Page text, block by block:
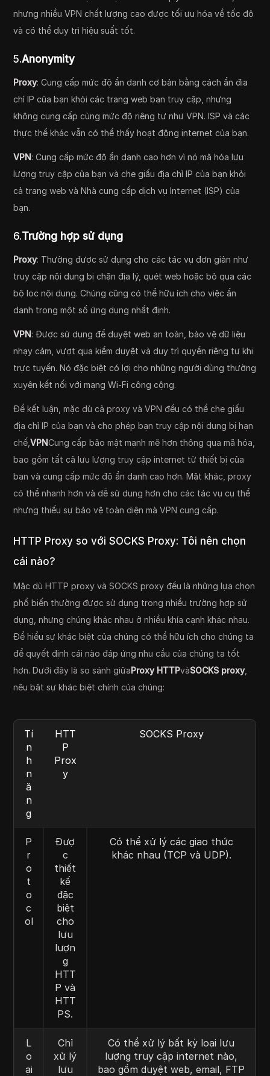
nhưng nhiều VPN chất lượng cao được tối ưu hóa về tốc độ
và có thể duy trì hiệu suất tốt.
5.Anonymity
Proxy: Cung cấp mức độ ẩn danh cơ bản bằng cách ẩn địa
chỉ IP của bạn khỏi các trang web bạn truy cập, nhưng
không cung cấp cùng mức độ riêng tư như VPN. ISP và các
thực thể khác vẫn có thể thấy hoạt động internet của bạn.
VPN: Cung cấp mức độ ẩn danh cao hơn vì nó mã hóa lưu
lượng truy cập của bạn và che giấu địa chỉ IP của bạn khỏi
cả trang web và Nhà cung cấp dịch vụ Internet (ISP) của
bạn.
6.Trường hợp sử dụng
Proxy: Thường được sử dụng cho các tác vụ đơn giản như
truy cập nội dung bị chặn địa lý, quét web hoặc bỏ qua các
bộ lọc nội dung. Chúng cũng có thể hữu ích cho việc ẩn
danh trong một số ứng dụng nhất định.
VPN: Được sử dụng để duyệt web an toàn, bảo vệ dữ liệu
nhạy cảm, vượt qua kiểm duyệt và duy trì quyền riêng tư khi
trực tuyến. Nó đặc biệt có lợi cho những người dùng thường
xuyên kết nối với mạng Wi-Fi công cộng.
Để kết luận, mặc dù cả proxy và VPN đều có thể che giấu
địa chỉ IP của bạn và cho phép bạn truy cập nội dung bị hạn
chế,VPNCung cấp bảo mật mạnh mẽ hơn thông qua mã hóa,
bao gồm tất cả lưu lượng truy cập internet từ thiết bị của
bạn và cung cấp mức độ ẩn danh cao hơn. Mặt khác, proxy
có thể nhanh hơn và dễ sử dụng hơn cho các tác vụ cụ thể
nhưng thiếu sự bảo vệ toàn diện mà VPN cung cấp.
HTTP Proxy so với SOCKS Proxy: Tôi nên chọn
cái nào?
Mặc dù HTTP proxy và SOCKS proxy đều là những lựa chọn
phổ biến thường được sử dụng trong nhiều trường hợp sử
dụng, nhưng chúng khác nhau ở nhiều khía cạnh khác nhau.
Để hiểu sự khác biệt của chúng có thể hữu ích cho chúng ta
để quyết định cái nào đáp ứng nhu cầu của chúng ta tốt
hơn. Dưới đây là so sánh giữaProxy HTTPvàSOCKS proxy,
nêu bật sự khác biệt chính của chúng:
Tí
n
h
n
ă
n
g
HTT
P
Prox
y
SOCKS Proxy
P
r
o
t
o
c
ol
Đượ
c
thiết
kế
đặc
biệt
cho
lưu
lượn
g
HTT
P và
HTT
PS.
Có thể xử lý các giao thức
khác nhau (TCP và UDP).
L
o
ại
Chỉ
xử lý
lưu
Có thể xử lý bất kỳ loại lưu
lượng truy cập internet nào,
bao gồm duyệt web, email, FTP